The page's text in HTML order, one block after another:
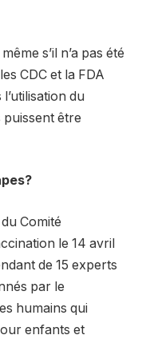
s’il n’a pas été
CDC et la FDA
du
puissent être
Comité
le 14 avril
de 15 experts
par le
humains qui
enfants et